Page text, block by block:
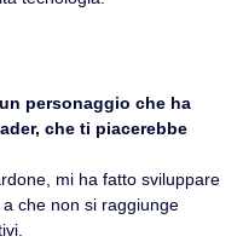
personaggio che ha
che ti piacerebbe
mi ha fatto sviluppare
che non si raggiunge